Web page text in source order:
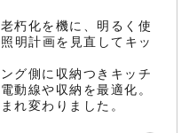
朽化を機に、明るく使
明計画を見直してキッ
グ側に収納つきキッチ
動線や収納を最適化。
れ変わりました。